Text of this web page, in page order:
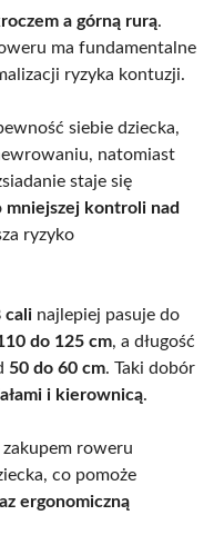
a górną rurą.
ma fundamentalne
ryzyka kontuzji.
siebie dziecka,
natomiast
staje się
mniejszej kontroli nad
ryzyko
cali najlepiej pasuje do
do 125 cm, a długość
50 do 60 cm. Taki dobór
i kierownicą.
roweru
co pomoże
ergonomiczną